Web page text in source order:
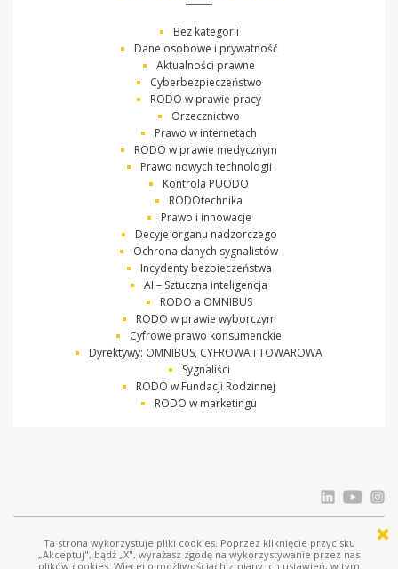
Bez kategorii
Dane osobowe i prywatność
Aktualności prawne
Cyberbezpieczeństwo
RODO w prawie pracy
Orzecznictwo
Prawo w internetach
RODO w prawie medycznym
Prawo nowych technologii
Kontrola PUODO
RODOtechnika
Prawo i innowacje
Decyje organu nadzorczego
Ochrona danych sygnalistów
Incydenty bezpieczeństwa
AI – Sztuczna inteligencja
RODO a OMNIBUS
RODO w prawie wyborczym
Cyfrowe prawo konsumenckie
Dyrektywy: OMNIBUS, CYFROWA i TOWAROWA
Sygnaliści
RODO w Fundacji Rodzinnej
RODO w marketingu
© Ostrowski i Wspólnicy | www.ostrowski.legal| Wszystkie prawa zastrzeżone
Ta strona wykorzystuje pliki cookies. Poprzez kliknięcie przycisku
„Akceptuj", bądź „X", wyrażasz zgodę na wykorzystywanie przez nas
plików cookies. Więcej o możliwościach zmiany ich ustawień, w tym